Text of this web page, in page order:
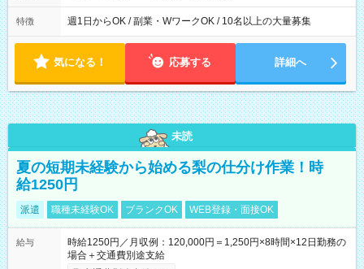
特徴 週1日からOK / 副業・WワークOK / 10名以上の大量募集
気になる！ 応募する 詳細へ
未読
夏の短期未経験から始める梨の仕分け作業！時
給1250円
派遣 職種未経験OK ブランクOK WEB登録・面接OK
給与
時給1250円／月収例：120,000円＝1,250円×8時間×12日勤務の
場合＋交通費別途支給